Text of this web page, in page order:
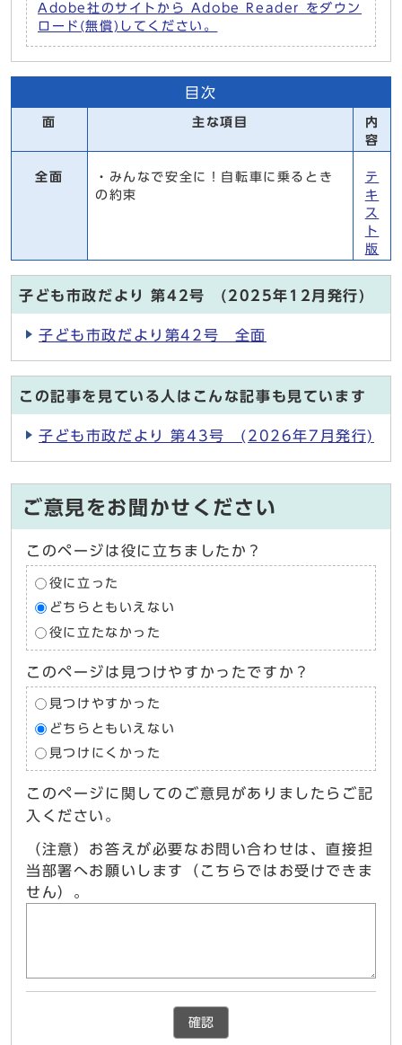
Adobe社のサイトから Adobe Reader をダウン
ロード(無償)してください。
目次
面 主な項目
内
容
全面
・みんなで安全に！自転車に乗るとき
の約束
テ
キ
ス
ト
版
子ども市政だより 第42号 (2025年12月発行)
子ども市政だより第42号 全面
この記事を見ている人はこんな記事も見ています
子ども市政だより 第43号 (2026年7月発行)
ご意見をお聞かせください
このページは役に立ちましたか？
役に立った
どちらともいえない
役に立たなかった
このページは見つけやすかったですか？
見つけやすかった
どちらともいえない
見つけにくかった
このページに関してのご意見がありましたらご記
入ください。
（注意）お答えが必要なお問い合わせは、直接担
当部署へお願いします（こちらではお受けできま
せん）。
確認